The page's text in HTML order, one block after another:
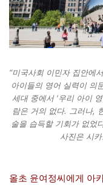
“미국사회 이민자 집안에
아이들의 영어 실력이 의
세대 중에서 ‘우리 아이
람은 거의 없다. 그러나,
술을 습득할 기회가 없었
사진은 시
올초 윤여정씨에게 아